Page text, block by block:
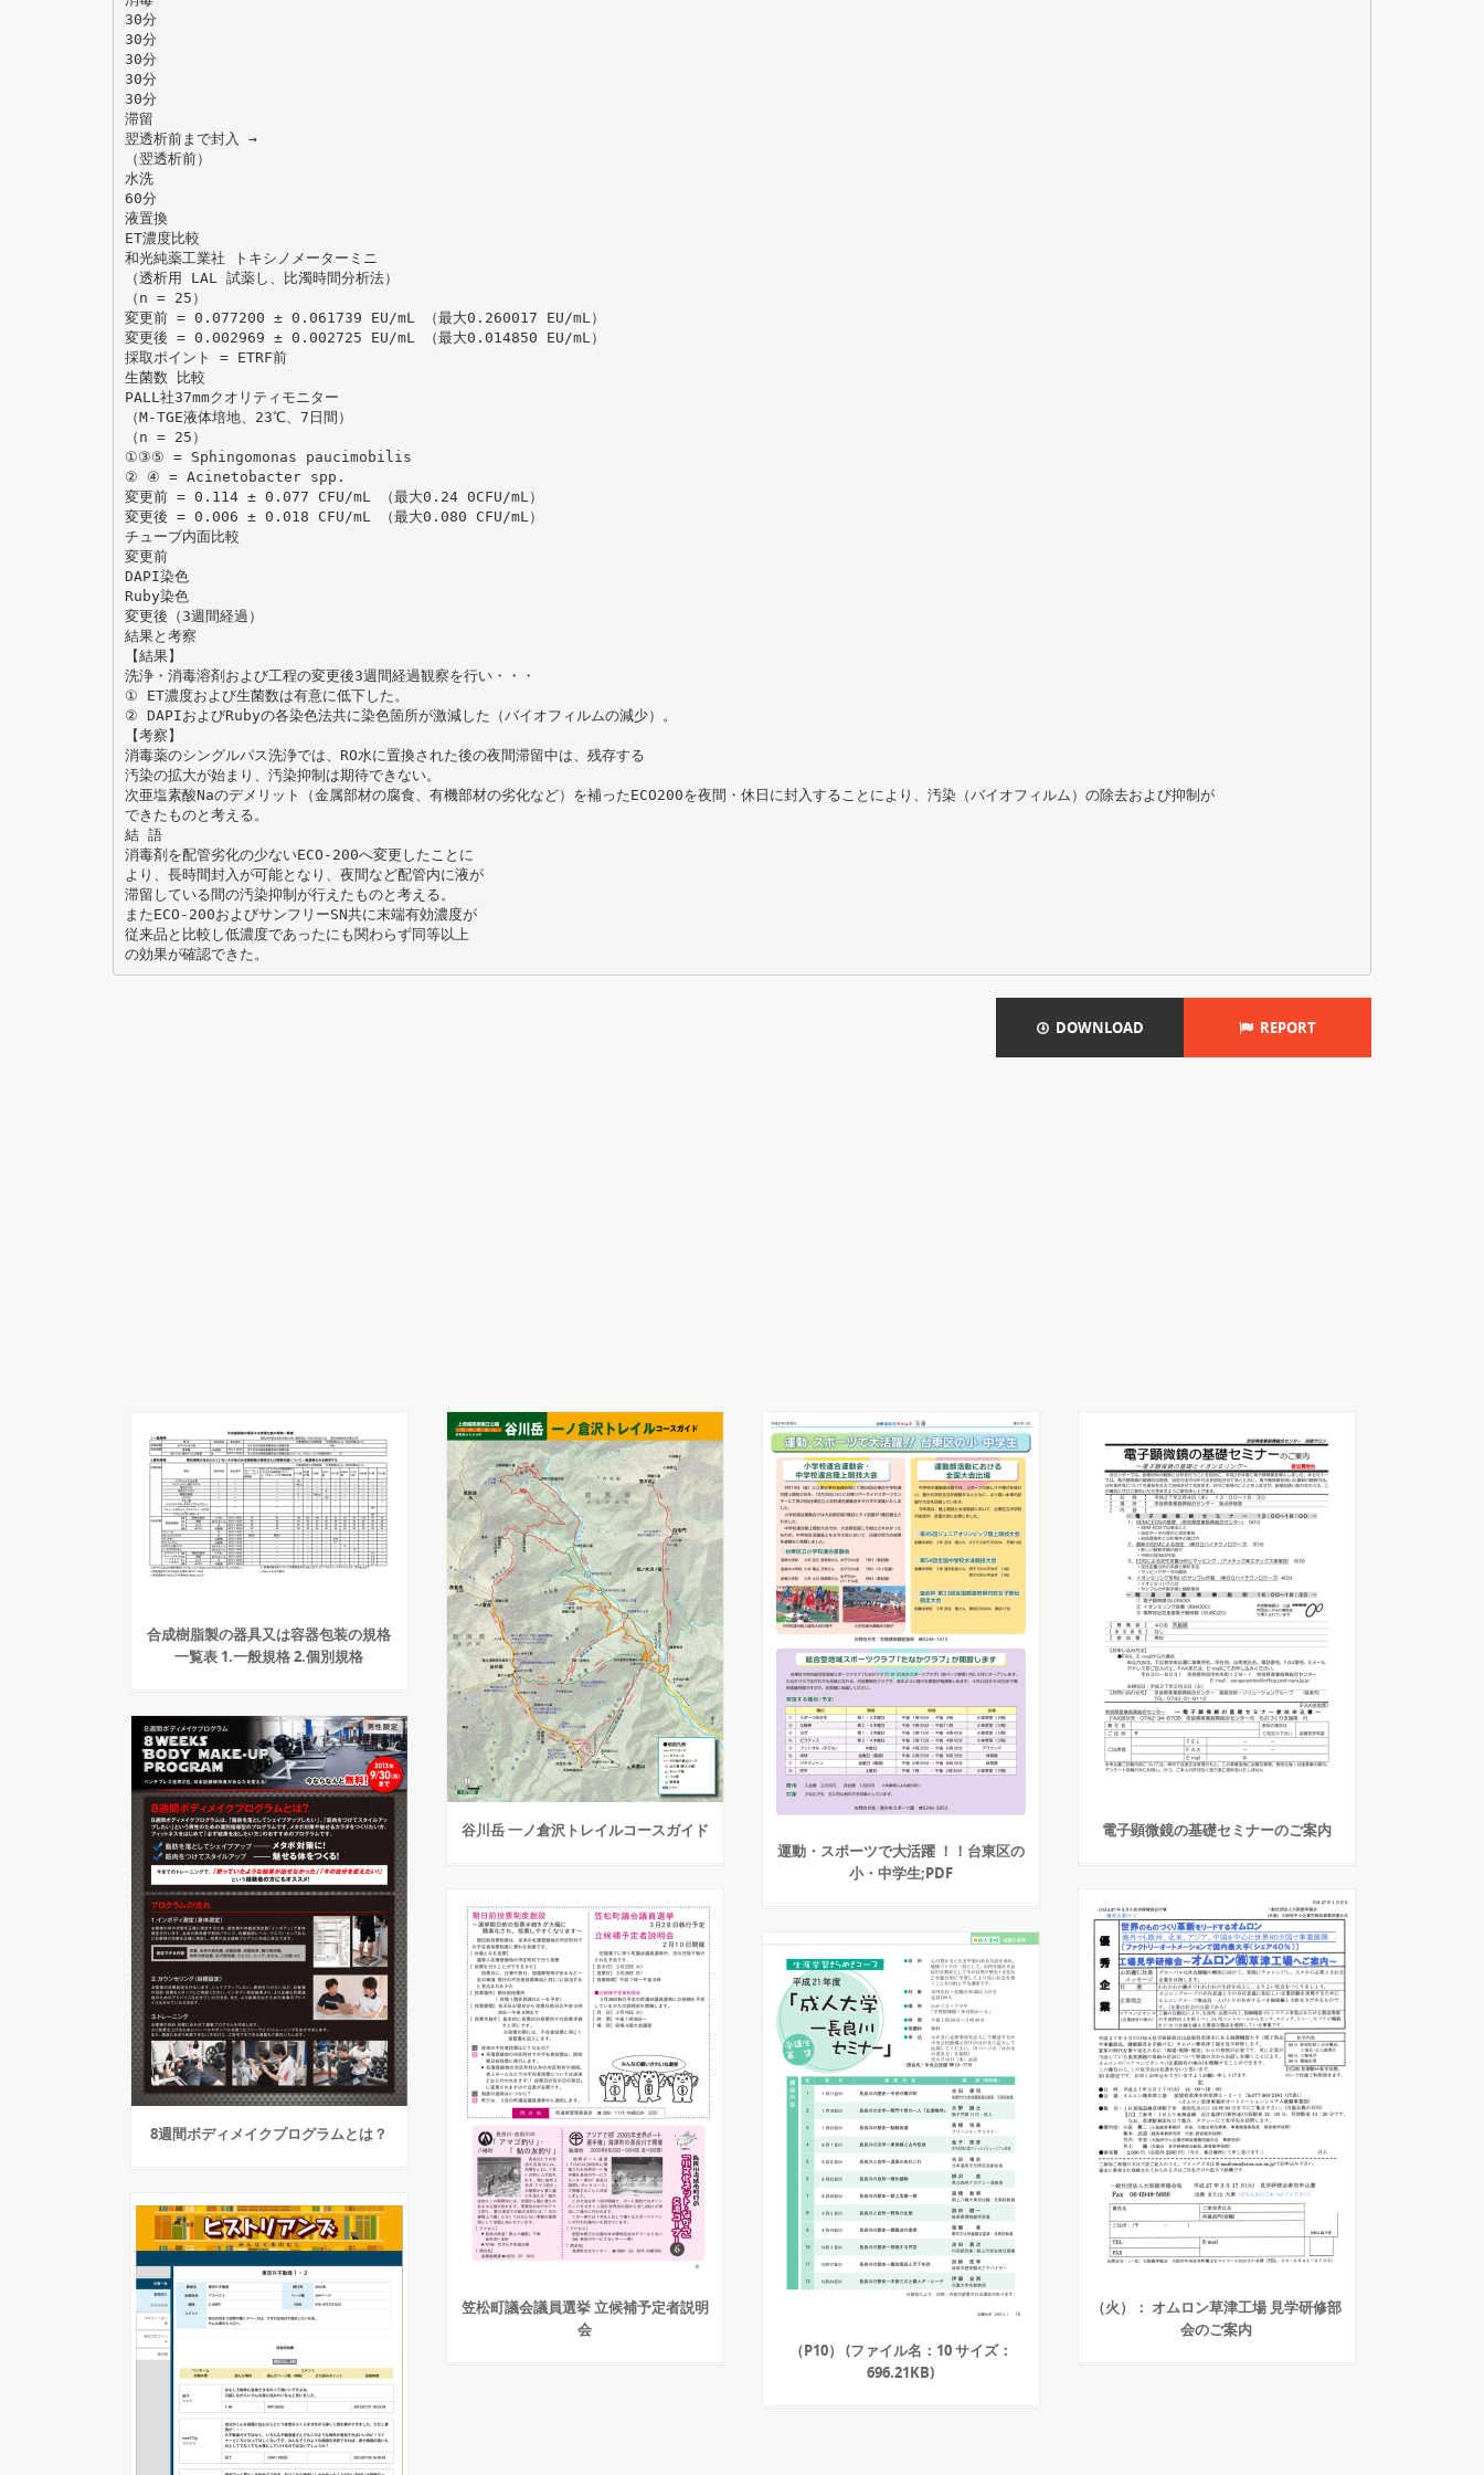
30分
30分
30分
30分
30分
滞留
翌透析前まで封入 →
（翌透析前）
水洗
60分
液置換
ET濃度比較
和光純薬工業社 トキシノメーターミニ
（透析用 LAL 試薬し、比濁時間分析法）
（n = 25）
変更前 = 0.077200 ± 0.061739 EU/mL （最大0.260017 EU/mL）
変更後 = 0.002969 ± 0.002725 EU/mL （最大0.014850 EU/mL）
採取ポイント = ETRF前
生菌数 比較
PALL社37mmクオリティモニター
（M-TGE液体培地、23℃、7日間）
（n = 25）
①③⑤ = Sphingomonas paucimobilis
② ④ = Acinetobacter spp.
変更前 = 0.114 ± 0.077 CFU/mL （最大0.24 0CFU/mL）
変更後 = 0.006 ± 0.018 CFU/mL （最大0.080 CFU/mL）
チューブ内面比較
変更前
DAPI染色
Ruby染色
変更後（3週間経過）
結果と考察
【結果】
洗浄・消毒溶剤および工程の変更後3週間経過観察を行い・・・
① ET濃度および生菌数は有意に低下した。
② DAPIおよびRubyの各染色法共に染色箇所が激減した（バイオフィルムの減少）。
【考察】
消毒薬のシングルパス洗浄では、RO水に置換された後の夜間滞留中は、残存する
汚染の拡大が始まり、汚染抑制は期待できない。
次亜塩素酸Naのデメリット（金属部材の腐食、有機部材の劣化など）を補ったECO200を夜間・休日に封入することにより、汚染（バイオフィルム）の除去および抑制が
できたものと考える。
結 語
消毒剤を配管劣化の少ないECO-200へ変更したことに
より、長時間封入が可能となり、夜間など配管内に液が
滞留している間の汚染抑制が行えたものと考える。
またECO-200およびサンフリーSN共に末端有効濃度が
従来品と比較し低濃度であったにも関わらず同等以上
DOWNLOAD REPORT
合成樹脂製の器具又は容器包装の規格
一覧表 1.一般規格 2.個別規格
谷川岳 一ノ倉沢トレイルコースガイド
運動・スポーツで大活躍 ！！台東区の
小・中学生;PDF
電子顕微鏡の基礎セミナーのご案内
8週間ボディメイクプログラムとは？
笠松町議会議員選挙 立候補予定者説明
会
（火）： オムロン草津工場 見学研修部
会のご案内
（P10） (ファイル名：10 サイズ：
696.21KB)